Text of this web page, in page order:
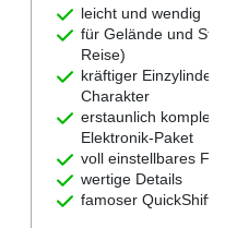
leicht und wendig
für Gelände und
Reise)
kräftiger Einzylinder
Charakter
erstaunlich
Elektronik-Paket
voll einstellbares
wertige Details
famoser